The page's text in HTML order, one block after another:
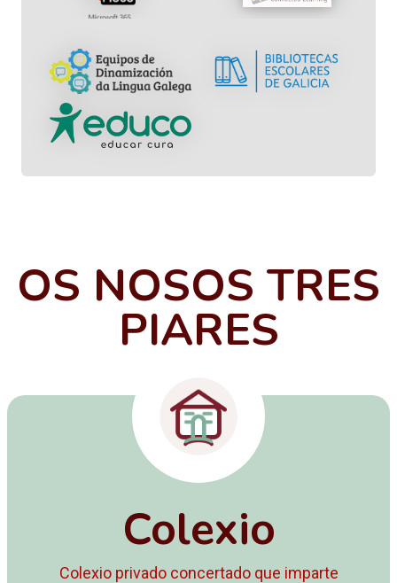
OS NOSOS TRES
PIARES
Colexio
Colexio privado concertado que imparte